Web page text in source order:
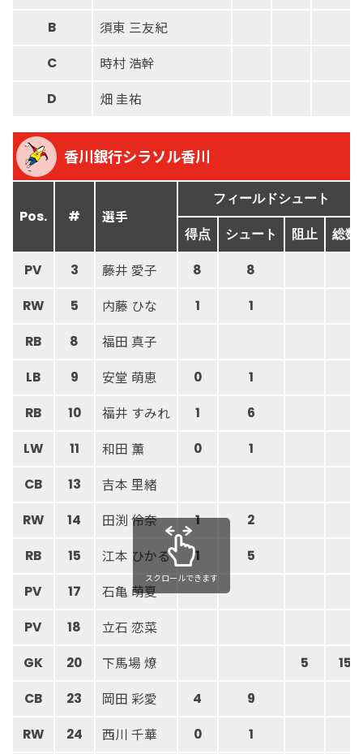
B 須東 三友紀
C 時村 浩幹
D 畑 圭祐
香川銀行シラソル香川
Pos. # 選手
フィールドシュート
得点 シュート 阻止 総数
PV 3 藤井 愛子 8 8
RW 5 内藤 ひな 1 1
RB 8 福田 真子
LB 9 安堂 萌恵 0 1
RB 10 福井 すみれ 1 6
LW 11 和田 薫 0 1
CB 13 吉本 里緒
RW 14 田渕 伶奈 1 2
RB 15 江本 ひかる 1 5
PV 17 石亀 萌夏
PV 18 立石 恋菜
GK 20 下馬場 燎 5 15
CB 23 岡田 彩愛 4 9
RW 24 西川 千華 0 1
スクロールできます